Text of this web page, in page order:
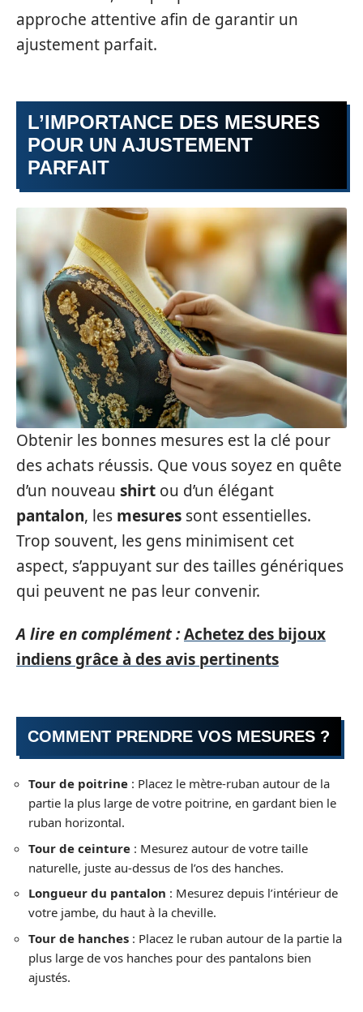
approche attentive afin de garantir un
ajustement parfait.
L’IMPORTANCE DES MESURES
POUR UN AJUSTEMENT
PARFAIT
Obtenir les bonnes mesures est la clé pour
des achats réussis. Que vous soyez en quête
d’un nouveau shirt ou d’un élégant
pantalon, les mesures sont essentielles.
Trop souvent, les gens minimisent cet
aspect, s’appuyant sur des tailles génériques
qui peuvent ne pas leur convenir.
A lire en complément :Achetez des bijoux
indiens grâce à des avis pertinents
COMMENT PRENDRE VOS MESURES ?
Tour de poitrine : Placez le mètre-ruban autour de la
partie la plus large de votre poitrine, en gardant bien le
ruban horizontal.
Tour de ceinture : Mesurez autour de votre taille
naturelle, juste au-dessus de l’os des hanches.
Longueur du pantalon : Mesurez depuis l’intérieur de
votre jambe, du haut à la cheville.
Tour de hanches : Placez le ruban autour de la partie la
plus large de vos hanches pour des pantalons bien
ajustés.